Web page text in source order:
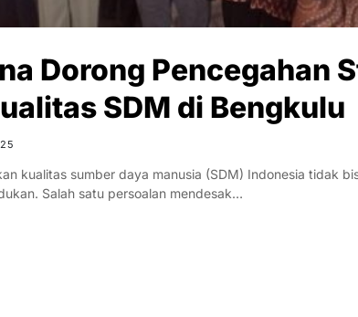
Dorong Pencegahan
SDM di Bengkulu
kualitas sumber daya manusia (SDM) Indonesia tidak
Salah satu persoalan mendesak…